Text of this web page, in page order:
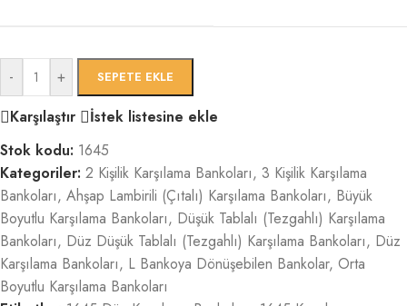
- + SEPETE EKLE
Karşılaştır
İstek listesine ekle
Stok kodu: 1645
Kategoriler: 2 Kişilik Karşılama Bankoları, 3 Kişilik Karşılama
Bankoları, Ahşap Lambirili (Çıtalı) Karşılama Bankoları, Büyük
Boyutlu Karşılama Bankoları, Düşük Tablalı (Tezgahlı) Karşılama
Bankoları, Düz Düşük Tablalı (Tezgahlı) Karşılama Bankoları, Düz
Karşılama Bankoları, L Bankoya Dönüşebilen Bankolar, Orta
Boyutlu Karşılama Bankoları